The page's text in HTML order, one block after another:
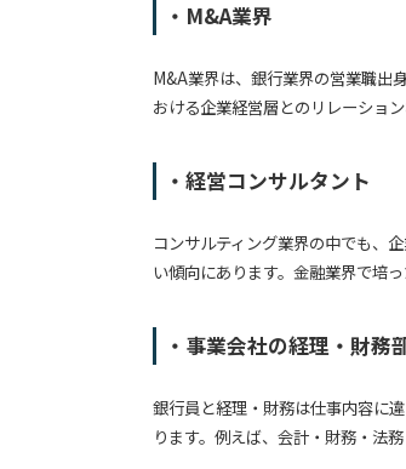
・M&A業界
M&A業界は、銀行業界の営業職出
おける企業経営層とのリレーショ
・経営コンサルタント
コンサルティング業界の中でも、
い傾向にあります。金融業界で培
・事業会社の経理・財務
銀行員と経理・財務は仕事内容に
ります。例えば、会計・財務・法